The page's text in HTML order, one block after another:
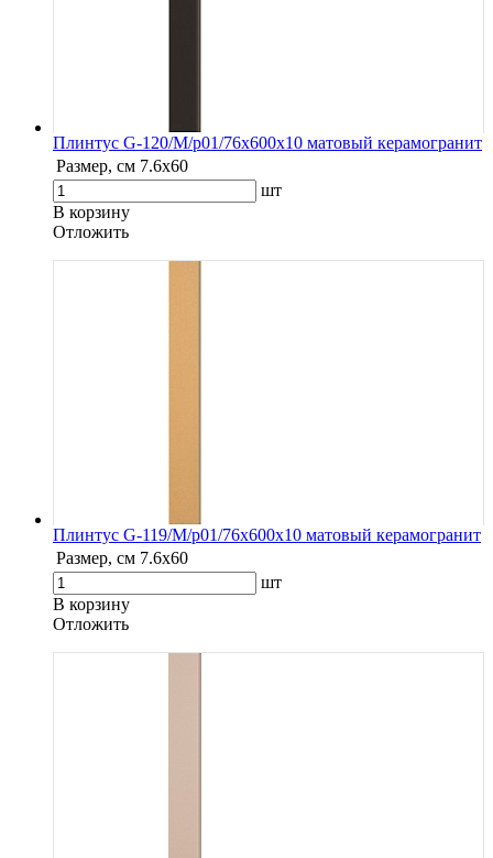
Плинтус G-120/М/p01/76x600x10 матовый керамогранит
Размер, см 7.6х60
шт
В корзину
Oтложить
Плинтус G-119/М/p01/76x600x10 матовый керамогранит
Размер, см 7.6х60
шт
В корзину
Oтложить